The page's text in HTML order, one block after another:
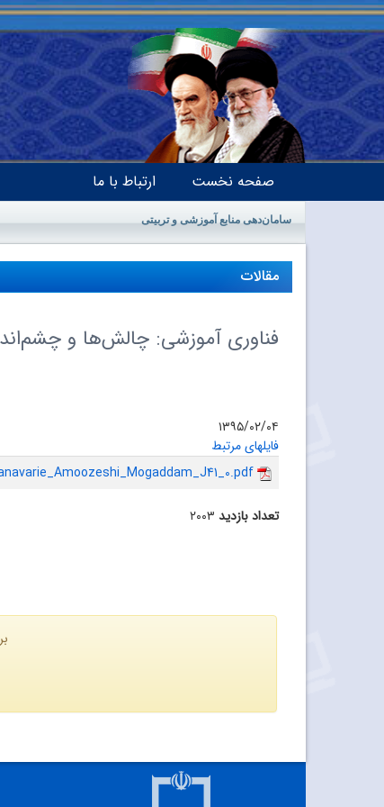
صفحه نخست ارتباط با ما
سامان‌دهی منابع آموزشی و تربیتی
مقالات
فناوری آموزشی: چالش‌ها و
۱۳۹۵/۰۲/۰۴
فایلهای مرتبط
تعداد بازدید ۲۰۰۳